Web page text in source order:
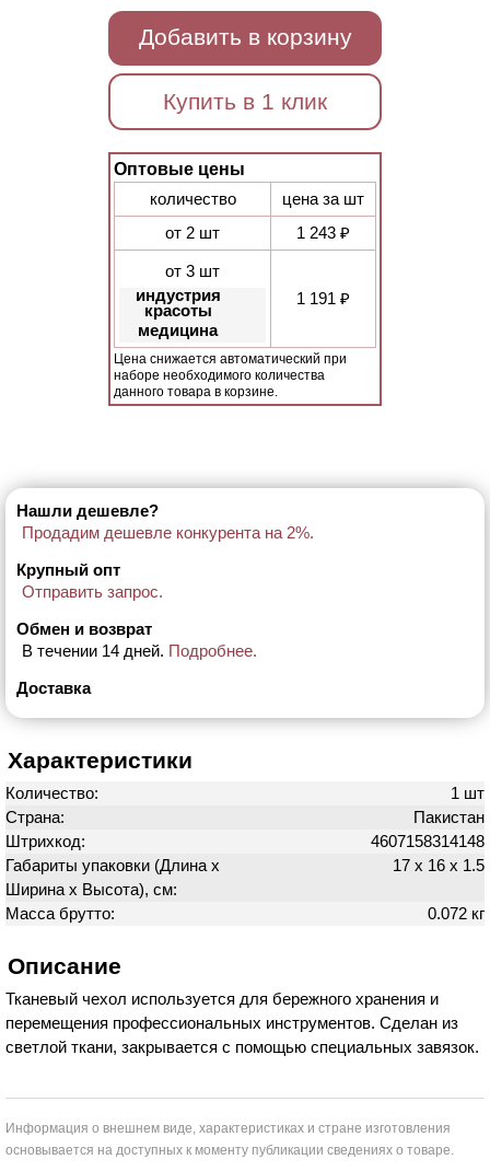
Добавить в корзину
Купить в 1 клик
Оптовые цены
количество
цена за шт
от 2 шт
1 243 ₽
от 3 шт
индустрия
красоты
медицина
1 191 ₽
Цена снижается автоматический при
наборе необходимого количества
данного товара в корзине.
Нашли дешевле?
Продадим дешевле конкурента на 2%.
Крупный опт
Отправить запрос.
Обмен и возврат
В течении 14 дней. Подробнее.
Доставка
Характеристики
Количество:
1 шт
Страна:
Пакистан
Штрихкод:
4607158314148
Габариты упаковки (Длина х
Ширина х Высота), см:
17 х 16 х 1.5
Масса брутто: 0.072 кг
Описание
Тканевый чехол используется для бережного хранения и
перемещения профессиональных инструментов. Сделан из
светлой ткани, закрывается с помощью специальных завязок.
Информация о внешнем виде, характеристиках и стране изготовления
основывается на доступных к моменту публикации сведениях о товаре.